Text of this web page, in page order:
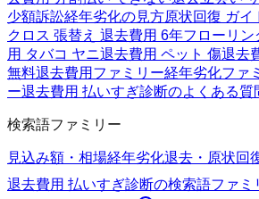
少額訴訟経年劣化の見方原状回復 ガ
クロス 張替え 退去費用 6年フローリン
用 タバコ ヤニ退去費用 ペット 傷退去
無料退去費用ファミリー経年劣化ファ
ー退去費用 払いすぎ診断のよくある質
検索語ファミリー
見込み額・相場経年劣化退去・原状回
退去費用 払いすぎ診断の検索語ファミ